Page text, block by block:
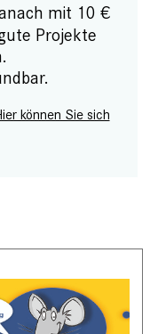
mit 10 €
Projekte
können Sie sich